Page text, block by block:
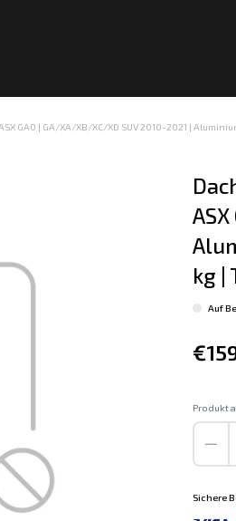
GA0 | GA/XA/XB/XC/XD SUV 2010-2021 |
kg |
Auf
Produkt
Sichere